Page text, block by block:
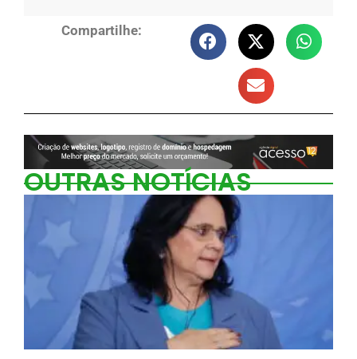
Compartilhe:
OUTRAS NOTÍCIAS